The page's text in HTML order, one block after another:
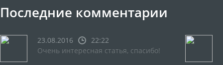
Последние комментарии
23.08.2016
22:22
Очень интересная статья, спасибо!